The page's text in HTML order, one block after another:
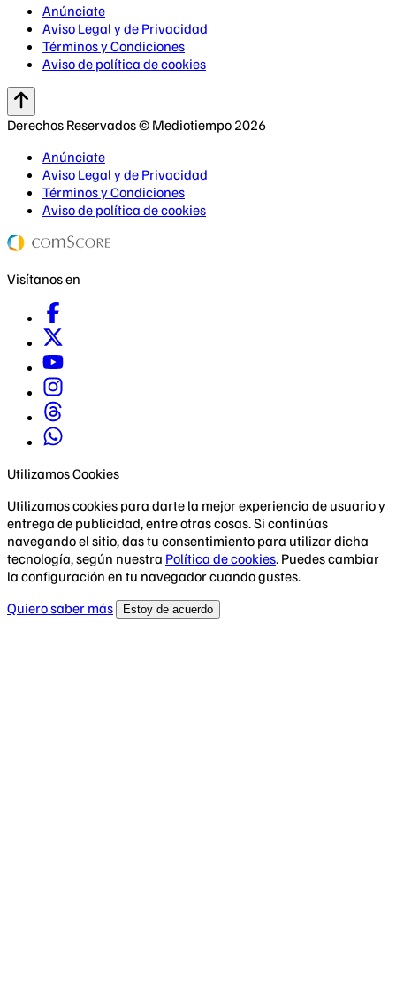
Anúnciate
Aviso Legal y de Privacidad
Términos y Condiciones
Aviso de política de cookies
Derechos Reservados © Mediotiempo 2026
Anúnciate
Aviso Legal y de Privacidad
Términos y Condiciones
Aviso de política de cookies
Visítanos en
Utilizamos Cookies
Utilizamos cookies para darte la mejor experiencia de usuario y
entrega de publicidad, entre otras cosas. Si continúas
navegando el sitio, das tu consentimiento para utilizar dicha
tecnología, según nuestra Política de cookies. Puedes cambiar
la configuración en tu navegador cuando gustes.
Quiero saber más
Estoy de acuerdo